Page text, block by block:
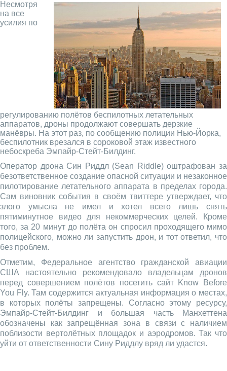
Несмотря
на все
усилия по
регулированию полётов беспилотных летательных
аппаратов, дроны продолжают совершать дерзкие
манёвры. На этот раз, по сообщению полиции Нью-Йорка,
беспилотник врезался в сороковой этаж известного
небоскреба Эмпайр-Стейт-Билдинг.
Оператор дрона Син Риддл (Sean Riddle) оштрафован за
безответственное создание опасной ситуации и незаконное
пилотирование летательного аппарата в пределах города.
Сам виновник события в своём твиттере утверждает, что
злого умысла не имел и хотел всего лишь снять
пятиминутное видео для некоммерческих целей. Кроме
того, за 20 минут до полёта он спросил проходящего мимо
полицейского, можно ли запустить дрон, и тот ответил, что
без проблем.
Отметим, Федеральное агентство гражданской авиации
США настоятельно рекомендовало владельцам дронов
перед совершением полётов посетить сайт Know Before
You Fly. Там содержится актуальная информация о местах,
в которых полёты запрещены. Согласно этому ресурсу,
Эмпайр-Стейт-Билдинг и большая часть Манхеттена
обозначены как запрещённая зона в связи с наличием
поблизости вертолётных площадок и аэродромов. Так что
уйти от ответственности Сину Риддлу вряд ли удастся.